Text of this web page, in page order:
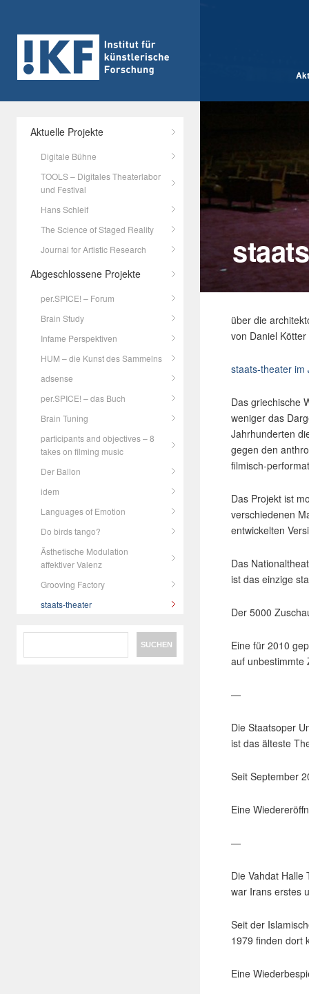
Aktuelle Projekte
Digitale Bühne
TOOLS – Digitales Theaterlabor
und Festival
Hans Schleif
The Science of Staged Reality
Journal for Artistic Research
Abgeschlossene Projekte
per.SPICE! – Forum
Brain Study
Infame Perspektiven
HUM – die Kunst des Sammelns
adsense
per.SPICE! – das Buch
Brain Tuning
participants and objectives – 8
takes on filming music
Der Ballon
idem
Languages of Emotion
Do birds tango?
Ästhetische Modulation
affektiver Valenz
Grooving Factory
staats-theater
über die
von Daniel
staats-theater im
Das griechische
weniger das
Jahrhunderten
gegen den
filmisch-
Das Projekt ist
verschiedenen
entwickelten
Das
ist das einzige
Der 5000
Eine für 2010
auf unbestimmte
—
Die Staatsoper
ist das älteste
Seit September
Eine
—
Die Vahdat Halle
war Irans erstes
Seit der
1979 finden dort
Eine